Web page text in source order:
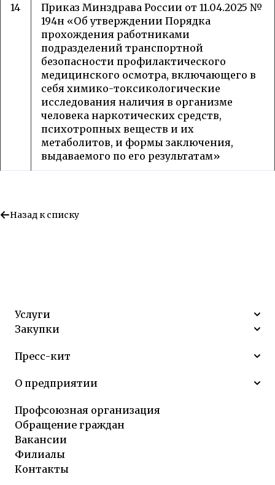
14
Приказ Минздрава России от 11.04.2025 №
194н «Об утверждении Порядка
прохождения работниками
подразделений транспортной
безопасности профилактического
медицинского осмотра, включающего в
себя химико-токсикологические
исследования наличия в организме
человека наркотических средств,
психотропных веществ и их
метаболитов, и формы заключения,
выдаваемого по его результатам»
Назад к списку
Услуги
Закупки
Пресс-кит
О предприятии
Профсоюзная организация
Обращение граждан
Вакансии
Филиалы
Контакты